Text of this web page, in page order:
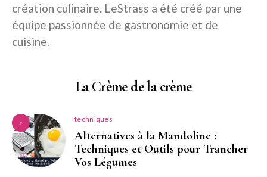
création culinaire. LeStrass a été créé par une
équipe passionnée de gastronomie et de
cuisine.
La Crème de la crème
1 techniques
Alternatives à la Mandoline :
Techniques et Outils pour Trancher
Vos Légumes